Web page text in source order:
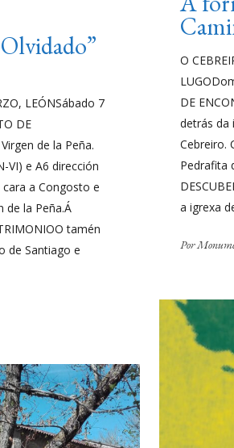
O
DE
detrás da
Cebreiro.
Pedrafita
a igrexa
Por
LEÓNSábado 7
DE
de la Peña.
VI) e A6 dirección
a Congosto e
de la Peña.Á
tamén
de Santiago e